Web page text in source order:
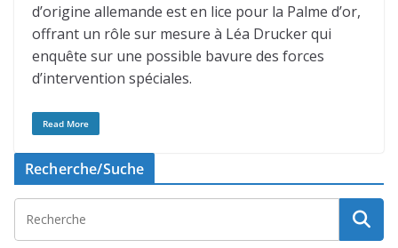
d’origine allemande est en lice pour la Palme d’or,
offrant un rôle sur mesure à Léa Drucker qui
enquête sur une possible bavure des forces
d’intervention spéciales.
Read More
Recherche/Suche